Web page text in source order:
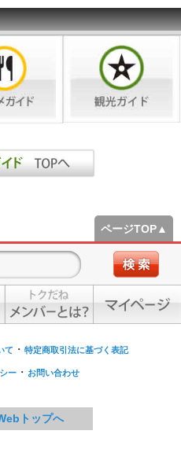
ページTOP▲
て ・ 特定商取引法に基づく表記
ー ・ お問い合わせ
トップへ